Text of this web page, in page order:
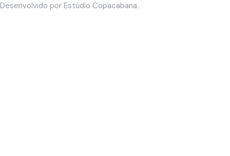
Desenvolvido por Estúdio Copacabana.